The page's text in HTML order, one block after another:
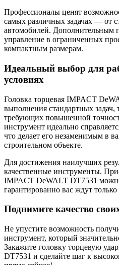
Профессионалы ценят
самых различных задачах — от
автомобилей. Дополнительным
управление в ограниченных
компактным размерам.
Идеальный выбор для
условиях
Головка торцевая IMPACT
выполнения стандартных задач,
требующих повышенной
инструмент идеально
что делает его незаменимым в
строительном объекте.
Для достижения наилучших
качественные инструменты.
IMPACT DeWALT DT7531
гарантированно вас ждут
Поднимите качество
Не упустите возможность
инструмент, который
Закажите головку торцевую
DT7531 и сделайте шаг к